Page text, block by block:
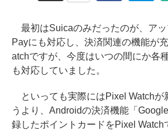
最初はSuicaのみだったのが、ア
Payにも対応し、決済関連の機能が
atchですが、今度はいつの間にか各
も対応していました。
といっても実際にはPixel Watchが
うより、Androidの決済機能「
録したポイントカードをPixel Watch